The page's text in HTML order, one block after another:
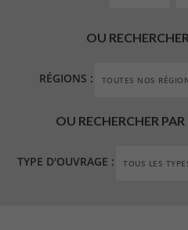
OU
RÉGIONS :
OU RECHERCHER
TYPE D'OUVRAGE :